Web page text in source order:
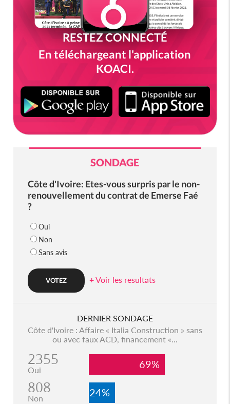
RESTEZ CONNECTÉ
En téléchargeant l'application
KOACI.
SONDAGE
Côte d'Ivoire: Etes-vous surpris par le non-
renouvellement du contrat de Emerse Faé
?
Oui
Non
Sans avis
+ Voir les resultats
DERNIER SONDAGE
Côte d'Ivoire : Affaire « Italia Construction » sans
ou avec faux ACD, financement «...
2355
Oui 69%
808
Non 24%